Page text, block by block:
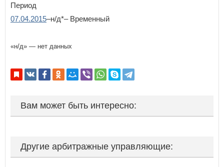
Период
07.04.2015–н/д*– Временный
«н/д» — нет данных
Вам может быть интересно:
Другие арбитражные управляющие: